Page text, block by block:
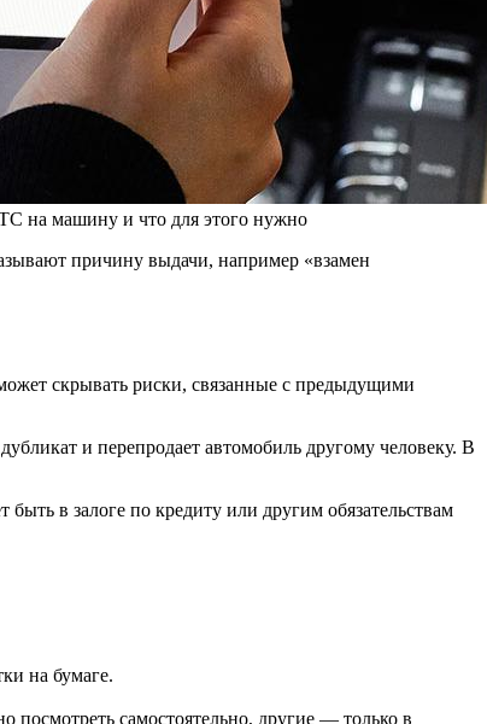
на машину и что для этого нужно
причину выдачи, например «взамен
скрывать риски, связанные с предыдущими
и перепродает автомобиль другому человеку. В
в залоге по кредиту или другим обязательствам
на бумаге.
посмотреть самостоятельно, другие — только в